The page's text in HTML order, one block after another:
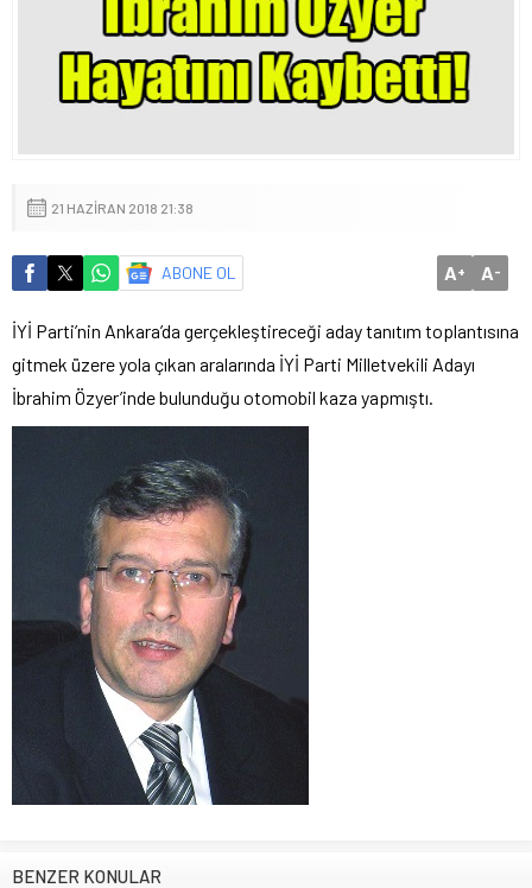
21 HAZIRAN 2018 21:38
ABONE OL A+ A-
İYİ Parti’nin Ankara’da gerçekleştireceği aday tanıtım toplantısına
gitmek üzere yola çıkan aralarında İYİ Parti Milletvekili Adayı
İbrahim Özyer’inde bulunduğu otomobil kaza yapmıştı.
BENZER KONULAR